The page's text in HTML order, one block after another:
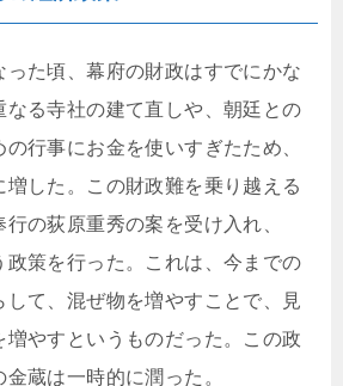
た頃、幕府の財政はすでにかな
なる寺社の建て直しや、朝廷との
行事にお金を使いすぎたため、
増した。この財政難を乗り越える
の荻原重秀の案を受け入れ、
政策を行った。これは、今までの
て、混ぜ物を増やすことで、見
やすというものだった。この政
蔵は一時的に潤った。